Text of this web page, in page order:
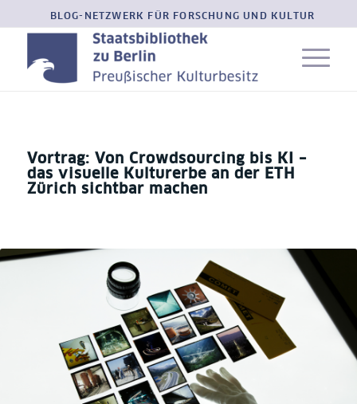
BLOG-NETZWERK FÜR FORSCHUNG UND KULTUR
Vortrag: Von Crowdsourcing bis KI –
das visuelle Kulturerbe an der ETH
Zürich sichtbar machen